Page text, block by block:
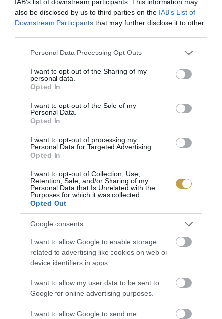
IAB’s list of downstream participants. This information may
also be disclosed by us to third parties on the IAB’s List of
Downstream Participants that may further disclose it to other
Please note that this website/app uses one or more Google
not limited to your visit or usage behaviour. You may click to
grant or deny consent to Google and its third-party tags to
use your data for below specified purposes in below Google
consent section.
Personal Data Processing Opt Outs
I want to opt-out of the Sharing of my
personal data.
Opted In
I want to opt-out of the Sale of my
Personal Data.
Opted In
I want to opt-out of processing my
Personal Data for Targeted Advertising.
Opted In
I want to opt-out of Collection, Use,
Retention, Sale, and/or Sharing of my
Personal Data that Is Unrelated with the
Purposes for which it was collected.
Opted Out
Google consents
I want to allow Google to enable storage
related to advertising like cookies on web or
device identifiers in apps.
I want to allow my user data to be sent to
Google for online advertising purposes.
I want to allow Google to send me
Az Euronews beszámolója alapján a babmentes
superfood
feldolgozóipari melléktermékek értéknövelő
újrahasznosításával készül. A kávé molekuláris
szerkezetét datolyamag használatával imitálják.
Ezt aztán szőlőkivonatban és cikóriában áztatják,